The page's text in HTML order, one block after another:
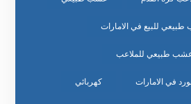
للبيع في الامارات
طبيعي للملاعب
في الامارات كهربائي